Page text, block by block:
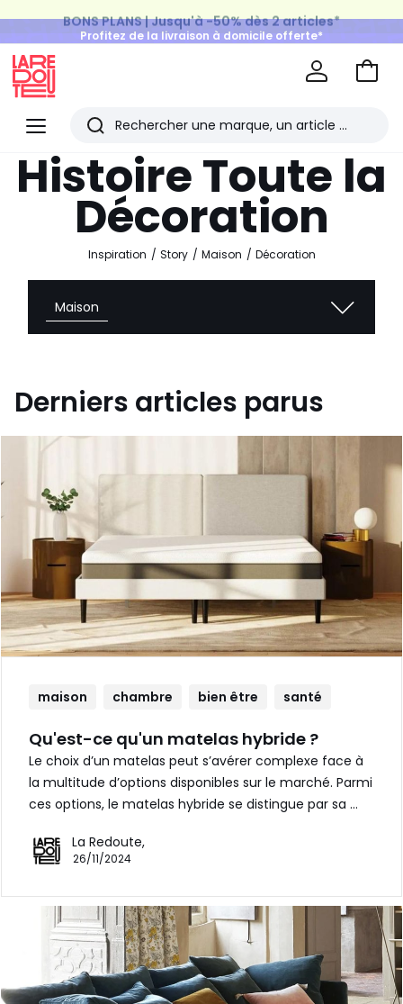
Profitez de la livraison à domicile offerte*
sur tous vos achats Mode & Maison
Menu
Redoute
Rechercher
Les
derniers
articles
consultés
Aller
Histoire Toute la
Décoration
Inspiration Story Maison Décoration
Maison
Derniers articles parus
maison chambre bien être santé
Qu'est-ce qu'un matelas hybride ?
Le choix d’un matelas peut s’avérer complexe face à
la multitude d’options disponibles sur le marché. Parmi
ces options, le matelas hybride se distingue par sa …
La Redoute,
26/11/2024